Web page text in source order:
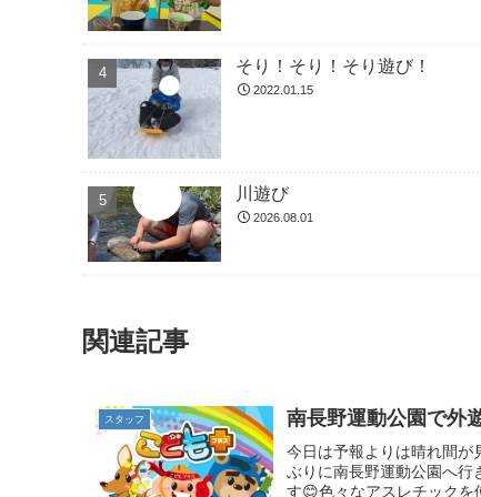
そり！そり！そり遊び！
2022.01.15
川遊び
2026.08.01
関連記事
スタッフ 南長野運動公園で外
今日は予報よりは晴れ間が
ぶりに南長野運動公園へ行
す😊色々なアスレチックを